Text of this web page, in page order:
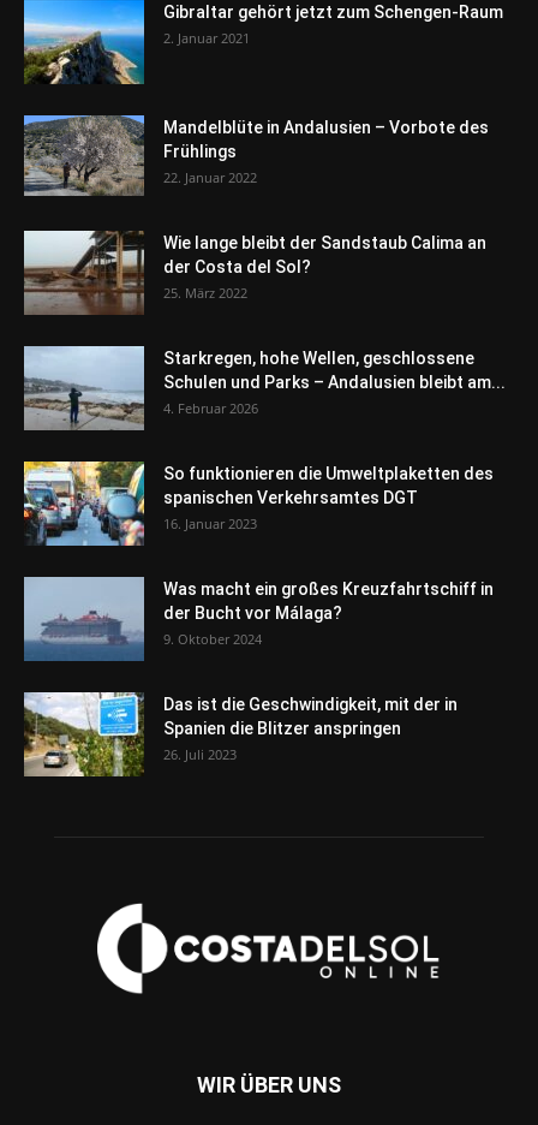
Gibraltar gehört jetzt zum Schengen-Raum
2. Januar 2021
Mandelblüte in Andalusien – Vorbote des
Frühlings
22. Januar 2022
Wie lange bleibt der Sandstaub Calima an
der Costa del Sol?
25. März 2022
Starkregen, hohe Wellen, geschlossene
Schulen und Parks – Andalusien bleibt am...
4. Februar 2026
So funktionieren die Umweltplaketten des
spanischen Verkehrsamtes DGT
16. Januar 2023
Was macht ein großes Kreuzfahrtschiff in
der Bucht vor Málaga?
9. Oktober 2024
Das ist die Geschwindigkeit, mit der in
Spanien die Blitzer anspringen
26. Juli 2023
WIR ÜBER UNS